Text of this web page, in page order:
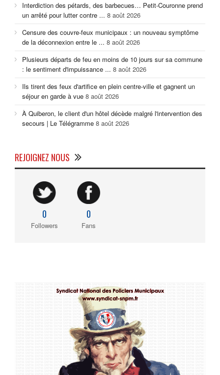
Interdiction des pétards, des barbecues… Petit-Couronne prend
un arrêté pour lutter contre ... 8 août 2026
Censure des couvre-feux municipaux : un nouveau symptôme
de la déconnexion entre le ... 8 août 2026
Plusieurs départs de feu en moins de 10 jours sur sa commune
: le sentiment d'impuissance ... 8 août 2026
Ils tirent des feux d'artifice en plein centre-ville et gagnent un
séjour en garde à vue 8 août 2026
À Quiberon, le client d'un hôtel décède malgré l'intervention des
secours | Le Télégramme 8 août 2026
REJOIGNEZ NOUS
0
Followers
0
Fans